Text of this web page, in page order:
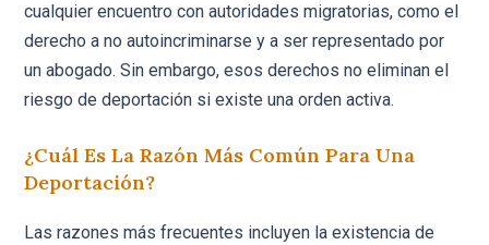
cualquier encuentro con autoridades migratorias, como el
derecho a no autoincriminarse y a ser representado por
un abogado. Sin embargo, esos derechos no eliminan el
riesgo de deportación si existe una orden activa.
¿Cuál Es La Razón Más Común Para Una
Deportación?
Las razones más frecuentes incluyen la existencia de